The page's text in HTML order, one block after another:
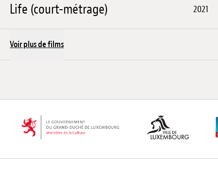
Life (court-métrage) 2021
Voir plus de films